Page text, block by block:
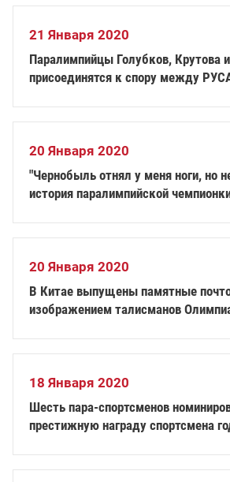
21 Января 2020
Паралимпийцы Голубков, Крутова
присоединятся к спору между
20 Января 2020
"Чернобыль отнял у меня ноги, но
история паралимпийской
20 Января 2020
В Китае выпущены памятные
изображением талисманов
18 Января 2020
Шесть пара-спортсменов
престижную награду спортсмена